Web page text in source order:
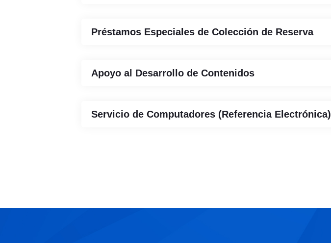
Préstamos Especiales de Colección de Reserva
Apoyo al Desarrollo de Contenidos
Servicio de Computadores (Referencia Electrónica)